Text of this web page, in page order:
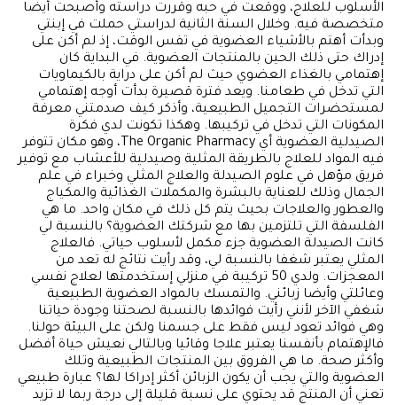
الأسلوب للعلاج، ووقعت في حبه وقررت دراسته وأصبحت أيضا
متخصصة فيه. وخلال السنة الثانية لدراستي حملت في إبنتي
وبدأت أهتم بالأشياء العضوية في تفس الوقت، إذ لم أكن على
إدراك حتى ذلك الحين بالمنتجات العضوية. في البداية كان
إهتمامي بالغذاء العضوي حيث لم أكن على دراية بالكيماويات
التي تدخل في طعامنا. ويعد فترة قصيرة بدأت أوجه إهتمامي
لمستحضرات التجميل الطبيعية، وأذكر كيف صدمتني معرفة
المكونات التي تدخل في تركيبها. وهكذا تكونت لدي فكرة
الصيدلية العضوية أي The Organic Pharmacy، وهو مكان تتوفر
فيه المواد للعلاج بالطريقة المثلية وصيدلية للأعشاب مع توفير
فريق مؤهل في علوم الصيدلة والعلاج المثلي وخبراء في علم
الجمال وذلك للعناية بالبشرة والمكملات الغذائية والمكياج
والعطور والعلاجات بحيث يتم كل ذلك في مكان واحد. ما هي
الفلسفة التي تلتزمين بها مع شركتك العضوية؟ بالنسبة لي
كانت الصيدلة العضوية جزء مكمل لأسلوب حياتي. فالعلاج
المثلي يعتبر شغفا بالنسبة لي، وقد رأيت نتائج له تعد من
المعجزات. ولدي 50 تركيبة في منزلي إستخدمتها لعلاج نفسي
وعائلتي وأيضا زبائني. والتمسك بالمواد العضوية الطبيعية
شغفي الآخر لأنني رأيت فوائدها بالنسبة لصحتنا وجودة حياتنا
وهي فوائد تعود ليس فقط على جسمنا ولكن على البيئة حولنا.
فالإهتمام بأنفسنا يعتبر علاجا وقائيا وبالتالي نعيش حياة أفضل
وأكثر صحة. ما هي الفروق بين المنتجات الطبيعية وتلك
العضوية والتي يجب أن يكون الزبائن أكثر إدراكا لها؟ عبارة طبيعي
تعني أن المنتج قد يحتوي على نسبة قليلة إلى درجة ربما لا تزيد